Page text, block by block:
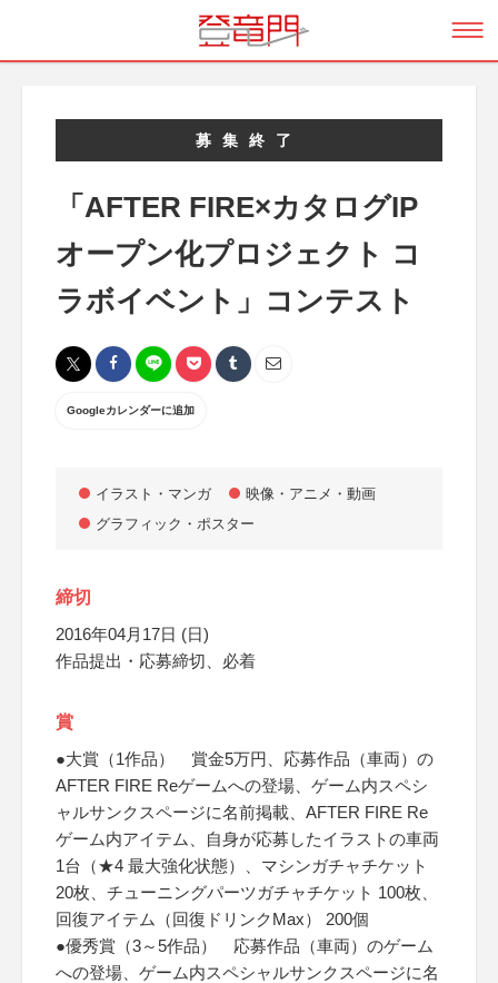
募集終了
「AFTER FIRE×カタログIP
オープン化プロジェクト コ
ラボイベント」コンテスト
Googleカレンダーに追加
イラスト・マンガ
映像・アニメ・動画
グラフィック・ポスター
締切
2016年04月17日 (日)
作品提出・応募締切、必着
賞
●大賞（1作品） 賞金5万円、応募作品（車両）の
AFTER FIRE Reゲームへの登場、ゲーム内スペシ
ャルサンクスページに名前掲載、AFTER FIRE Re
ゲーム内アイテム、自身が応募したイラストの車両
1台（★4 最大強化状態）、マシンガチャチケット
20枚、チューニングパーツガチャチケット 100枚、
回復アイテム（回復ドリンクMax） 200個
●優秀賞（3～5作品） 応募作品（車両）のゲーム
への登場、ゲーム内スペシャルサンクスページに名